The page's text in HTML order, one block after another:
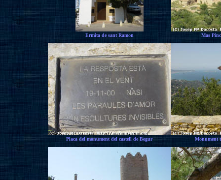
Ermita de sant Ramon Mas
Placa del monument del castell de Begur Monument